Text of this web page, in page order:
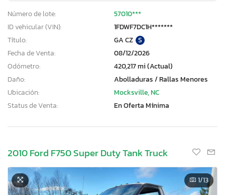
Número de lote:
57010***
ID vehicular (VIN):
1FDWF7DC1H*******
Título:
GA CZ S
Fecha de Venta:
08/12/2026
Odómetro:
420,217 mi (Actual)
Daño:
Abolladuras / Rallas Menores
Ubicación:
Mocksville, NC
Status de Venta:
En Oferta Mínima
2010 Ford F750 Super Duty Tank Truck
1/13